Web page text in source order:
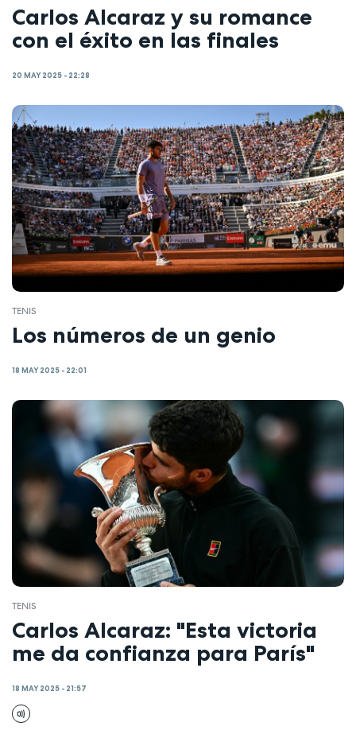
Carlos Alcaraz y su romance
con el éxito en las finales
20 MAY 2025 - 22:28
TENIS
Los números de un genio
18 MAY 2025 - 22:01
TENIS
Carlos Alcaraz: "Esta victoria
me da confianza para París"
18 MAY 2025 - 21:57